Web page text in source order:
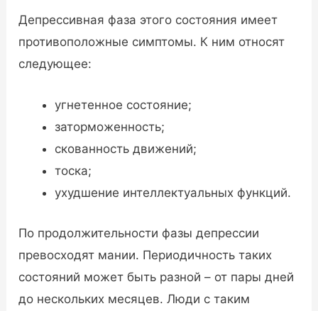
Депрессивная фаза этого состояния имеет
противоположные симптомы. К ним относят
следующее:
угнетенное состояние;
заторможенность;
скованность движений;
тоска;
ухудшение интеллектуальных функций.
По продолжительности фазы депрессии
превосходят мании. Периодичность таких
состояний может быть разной – от пары дней
до нескольких месяцев. Люди с таким